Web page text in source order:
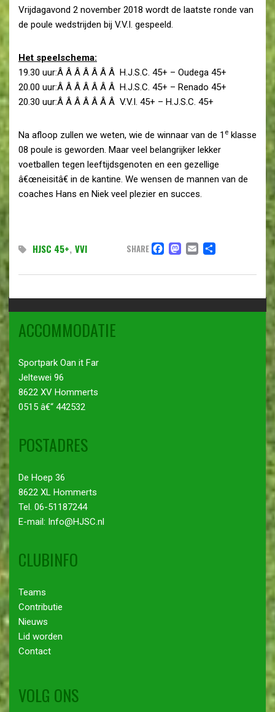
Vrijdagavond 2 november 2018 wordt de laatste ronde van
de poule wedstrijden bij V.V.I. gespeeld.
Het speelschema:
19.30 uur:Â Â Â Â Â Â Â H.J.S.C. 45+ – Oudega 45+
20.00 uur:Â Â Â Â Â Â Â H.J.S.C. 45+ – Renado 45+
20.30 uur:Â Â Â Â Â Â Â V.V.I. 45+ – H.J.S.C. 45+
Na afloop zullen we weten, wie de winnaar van de 1 e klasse
08 poule is geworden. Maar veel belangrijker lekker
voetballen tegen leeftijdsgenoten en een gezellige
â€œneisitâ€ in de kantine. We wensen de mannen van de
coaches Hans en Niek veel plezier en succes.
HJSC 45+, VVI SHARE FACEBOOK
MASTODON
EMAILDELEN
ACCOMMODATIE
Sportpark Oan it Far
Jeltewei 96
8622 XV Hommerts
0515 â€“ 442532
POSTADRES
De Hoep 36
8622 XL Hommerts
Tel. 06-51187244
E-mail: Info@HJSC.nl
CLUBINFO
Teams
Contributie
Nieuws
Lid worden
Contact
VOLG ONS